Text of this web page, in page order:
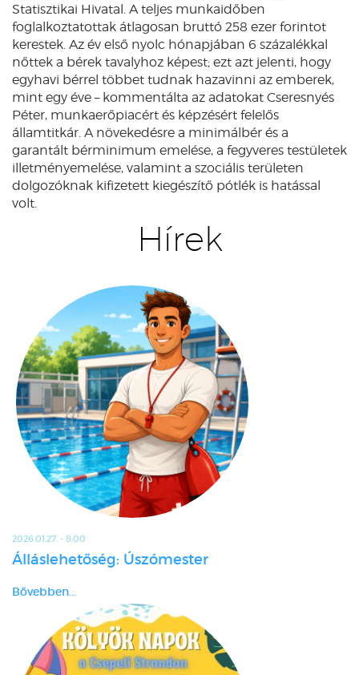
Statisztikai Hivatal. A teljes munkaidőben
foglalkoztatottak átlagosan bruttó 258 ezer forintot
kerestek. Az év első nyolc hónapjában 6 százalékkal
nőttek a bérek tavalyhoz képest; ezt azt jelenti, hogy
egyhavi bérrel többet tudnak hazavinni az emberek,
mint egy éve – kommentálta az adatokat Cseresnyés
Péter, munkaerőpiacért és képzésért felelős
államtitkár. A növekedésre a minimálbér és a
garantált bérminimum emelése, a fegyveres testületek
illetményemelése, valamint a szociális területen
dolgozóknak kifizetett kiegészítő pótlék is hatással
volt.
Hírek
2026.01.27. - 8:00
Álláslehetőség: Úszómester
Bővebben...